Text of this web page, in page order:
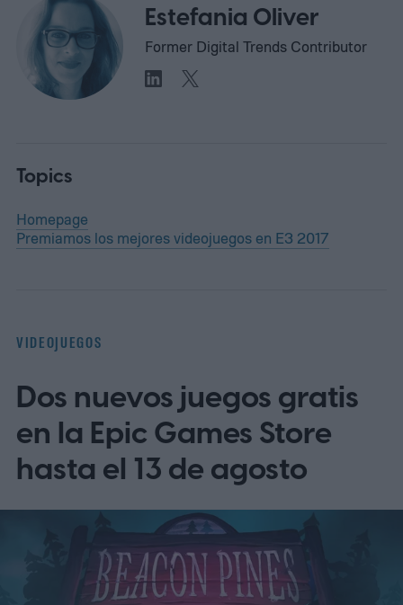
Estefania Oliver
Former Digital Trends Contributor
Topics
Homepage
Premiamos los mejores videojuegos en E3 2017
VIDEOJUEGOS
Dos nuevos juegos gratis
en la Epic Games Store
hasta el 13 de agosto